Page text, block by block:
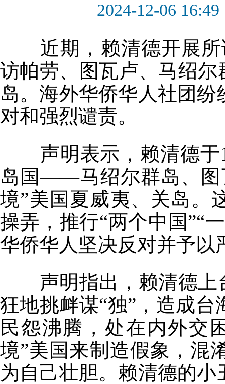
2024-12-06 16:49
近期，赖清德开展
访帕劳、图瓦卢、马绍
岛。海外华侨华人社团
对和强烈谴责。
声明表示，赖清德
岛国——马绍尔群岛、图
境”美国夏威夷、关岛。
操弄，推行“两个中国”“
华侨华人坚决反对并予以
声明指出，赖清德上
狂地挑衅谋“独”，造成
民怨沸腾，处在内外交
境”美国来制造假象，混
为自己壮胆。赖清德的